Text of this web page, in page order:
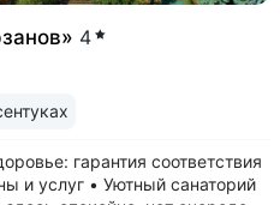
4
гарантия соответствия
и услуг • Уютный санаторий